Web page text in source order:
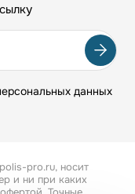
данных
pro.ru, носит
и ни при каких